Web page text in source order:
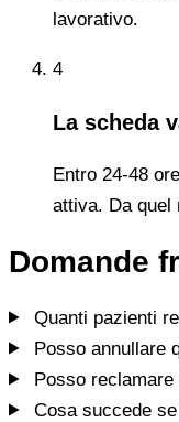
lavorativo.
4
La scheda
Entro 24-48
attiva. Da quel
Domande
Quanti pazienti
Posso annullare
Posso
Cosa succede